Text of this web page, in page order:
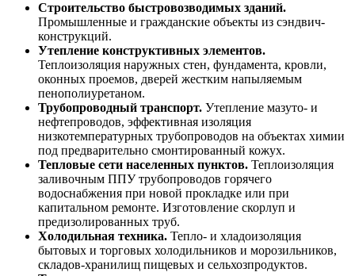
Строительство быстровозводимых зданий.
Промышленные и гражданские объекты из сэндвич-
конструкций.
Утепление конструктивных элементов.
Теплоизоляция наружных стен, фундамента, кровли,
оконных проемов, дверей жестким напыляемым
пенополиуретаном.
Трубопроводный транспорт. Утепление мазуто- и
нефтепроводов, эффективная изоляция
низкотемпературных трубопроводов на объектах химии
под предварительно смонтированный кожух.
Тепловые сети населенных пунктов. Теплоизоляция
заливочным ППУ трубопроводов горячего
водоснабжения при новой прокладке или при
капитальном ремонте. Изготовление скорлуп и
предизолированных труб.
Холодильная техника. Тепло- и хладоизоляция
бытовых и торговых холодильников и морозильников,
складов-хранилищ пищевых и сельхозпродуктов.